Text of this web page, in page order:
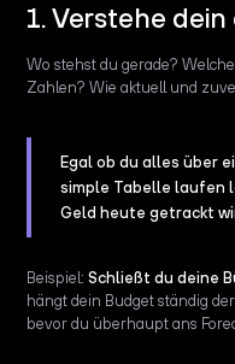
1. Verstehe
Wo stehst du gerade?
Zahlen? Wie aktuell und
Egal ob du alles über
simple Tabelle laufen
Geld heute getrackt
Beispiel:Schließt du deine
hängt dein Budget ständig
bevor du überhaupt ans